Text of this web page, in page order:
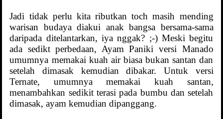
Jadi tidak perlu kita ributkan toch masih mending
warisan budaya diakui anak bangsa bersama-sama
daripada ditelantarkan, iya nggak? ;-) Meski begitu
ada sedikt perbedaan, Ayam Paniki versi Manado
umumnya memakai kuah air biasa bukan santan dan
setelah dimasak kemudian dibakar. Untuk versi
Ternate, umumnya memakai kuah santan,
menambahkan sedikit terasi pada bumbu dan setelah
dimasak, ayam kemudian dipanggang.